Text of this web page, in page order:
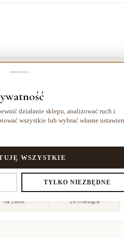
140x190 cm
362,70 zł
479,70 zł
14 dni
na zwrot
Gwarancja
24 miesiące
działanie sklepu, analizować ruch i
wszystkie lub wybrać własne
TYLKO NIEZBĘDNE
WSZYSTKIE